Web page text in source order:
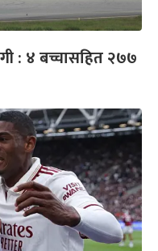
: ४ बच्चासहित २७७